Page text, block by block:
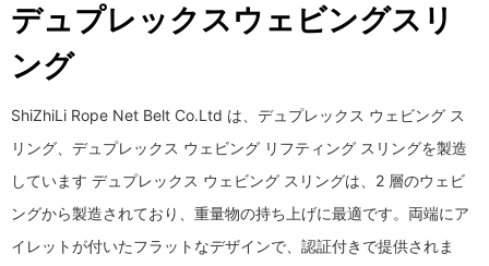
デュプレックスウェビングスリ
ング
ShiZhiLi Rope Net Belt Co.Ltd は、デュプレックス ウェビング ス
リング、デュプレックス ウェビング リフティング スリングを製造
しています デュプレックス ウェビング スリングは、2 層のウェビ
ングから製造されており、重量物の持ち上げに最適です。両端にア
イレットが付いたフラットなデザインで、認証付きで提供されま